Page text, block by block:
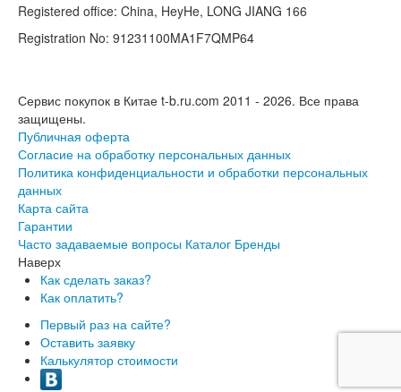
Registered office: China, HeyHe, LONG JIANG 166
Registration No: 91231100MA1F7QMP64
Сервис покупок в Китае t-b.ru.com 2011 - 2026. Все права
защищены.
Публичная оферта
Согласие на обработку персональных данных
Политика конфиденциальности и обработки персональных
данных
Карта сайта
Гарантии
Часто задаваемые вопросы Каталог Бренды
Наверх
Как сделать заказ?
Как оплатить?
Первый раз на сайте?
Оставить заявку
Калькулятор стоимости